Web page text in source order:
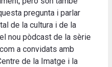
pregunta i parlar
de la cultura i de la
nou pòdcast de la sèrie
a convidats amb
de la Imatge i la